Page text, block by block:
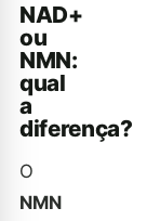
NAD+
ou
NMN:
qual
a
diferença?
O
NMN